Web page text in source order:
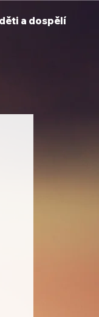
děti a dospělí